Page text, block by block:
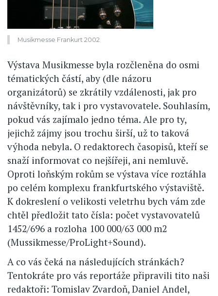
Musikmesse Frankurt 2002
Výstava Musikmesse byla rozčleněna do osmi
tématických částí, aby (dle názoru
organizátorů) se zkrátily vzdálenosti, jak pro
návštěvníky, tak i pro vystavovatele. Souhlasím,
pokud vás zajímalo jedno téma. Ale pro ty,
jejichž zájmy jsou trochu širší, už to taková
výhoda nebyla. O redaktorech časopisů, kteří se
snaží informovat co nejšířeji, ani nemluvě.
Oproti loňským rokům se výstava více roztáhla
po celém komplexu frankfurtského výstaviště.
K dokreslení o velikosti veletrhu bych vám zde
chtěl předložit tato čísla: počet vystavovatelů
1452/696 a rozloha 100 000/63 000 m2
(Mussikmesse/ProLight+Sound).
A co vás čeká na následujících stránkách?
Tentokráte pro vás reportáže připravili tito naši
redaktoři: Tomislav Zvardoň, Daniel Andel,